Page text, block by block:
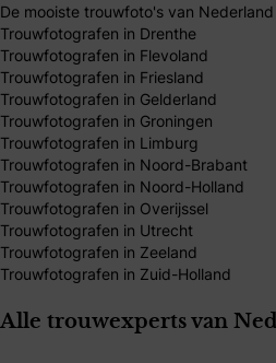
De mooiste trouwfoto's van Nederland
Trouwfotografen in Drenthe
Trouwfotografen in Flevoland
Trouwfotografen in Friesland
Trouwfotografen in Gelderland
Trouwfotografen in Groningen
Trouwfotografen in Limburg
Trouwfotografen in Noord-Brabant
Trouwfotografen in Noord-Holland
Trouwfotografen in Overijssel
Trouwfotografen in Utrecht
Trouwfotografen in Zeeland
Trouwfotografen in Zuid-Holland
Alle trouwexperts van